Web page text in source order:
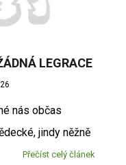
LEGRACE
nás občas
jindy něžně
Přečíst celý článek